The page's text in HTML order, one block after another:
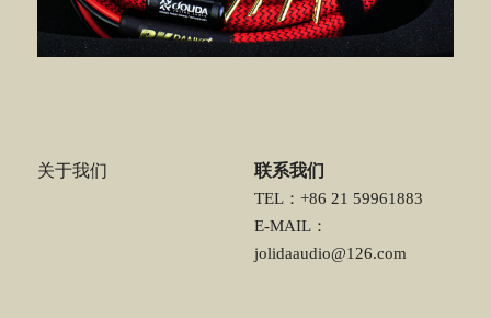
关于我们 联系我们
TEL：+86 21 59961883
E-MAIL：
jolidaaudio@126.com